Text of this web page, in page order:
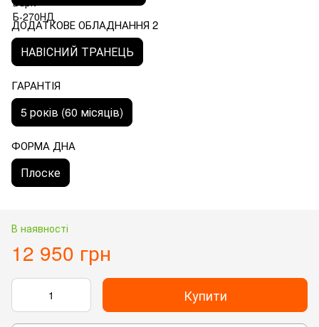
ДОДАТКОВЕ ОБЛАДНАННЯ 2
НАВІСНИЙ ТРАНЕЦЬ
ГАРАНТІЯ
5 років (60 місяців)
ФОРМА ДНА
Плоске
В наявності
12 950 грн
Купити